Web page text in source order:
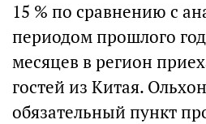
15 % по сравнению с
периодом прошлого
месяцев в регион
гостей из Китая.
обязательный пункт